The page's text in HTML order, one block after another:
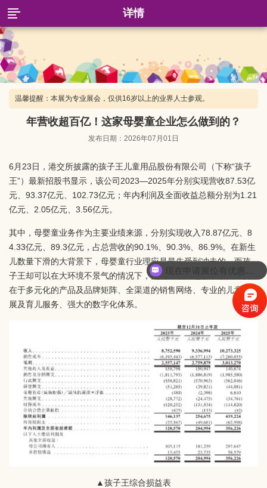
详情
温馨提醒：本展为专业展会，仅供16岁以上的业界人士参观。
年营收超百亿！这家母婴童企业怎么做到的？
发布日期：2026年07月01日
6月23日，港交所披露的孩子王儿童用品股份有限公司（下称“孩子
王”）最新招股书显示，该公司2023—2025年分别实现营收87.53亿
元、93.37亿元、102.73亿元；年内利润及全面收益总额分别为1.21
亿元、2.05亿元、3.56亿元。
其中，母婴童业务作为主要业绩来源，分别实现收入78.87亿元、8
4.33亿元、89.3亿元，占总营收的90.1%、90.3%、86.9%。在新生
儿数量下滑的大背景下，母婴童行业理应是最先受到冲击的，而孩
子王却可以在大环境不景气的情况下，实现业绩三连涨，原因主要
在于多元化的产品及品牌矩阵、全渠道的销售网络、专业的儿童发
展及育儿服务、强大的数字化体系。
▲孩子王综合损益表